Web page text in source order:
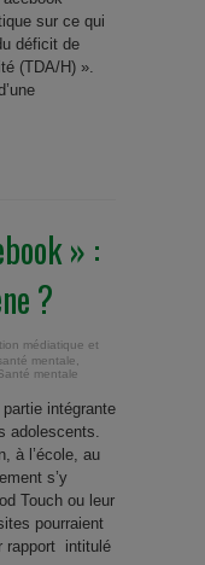
sur ce qui
déficit de
(TDA/H) ».
» :
?
médiatique et
mentale
mentale
intégrante
adolescents.
à l’école, au
s’y
Touch ou leur
pourraient
rapport intitulé